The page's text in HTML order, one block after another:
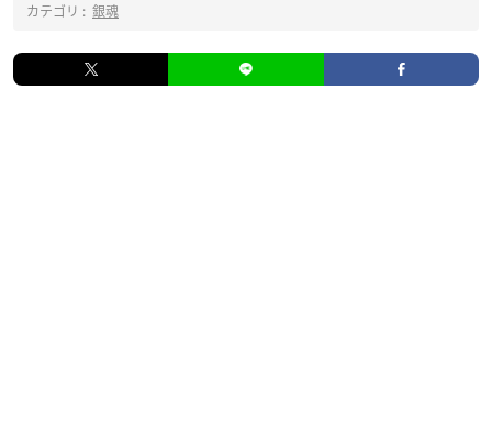
カテゴリ : 銀魂